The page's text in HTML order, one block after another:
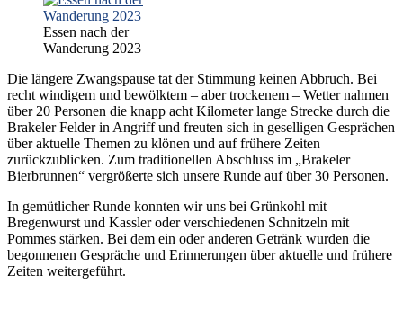
Essen nach der
Wanderung 2023
Die längere Zwangspause tat der Stimmung keinen Abbruch. Bei
recht windigem und bewölktem – aber trockenem – Wetter nahmen
über 20 Personen die knapp acht Kilometer lange Strecke durch die
Brakeler Felder in Angriff und freuten sich in geselligen Gesprächen
über aktuelle Themen zu klönen und auf frühere Zeiten
zurückzublicken. Zum traditionellen Abschluss im „Brakeler
Bierbrunnen“ vergrößerte sich unsere Runde auf über 30 Personen.
In gemütlicher Runde konnten wir uns bei Grünkohl mit
Bregenwurst und Kassler oder verschiedenen Schnitzeln mit
Pommes stärken. Bei dem ein oder anderen Getränk wurden die
begonnenen Gespräche und Erinnerungen über aktuelle und frühere
Zeiten weitergeführt.